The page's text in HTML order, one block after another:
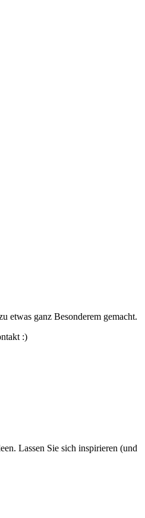
etwas ganz Besonderem gemacht.
:)
Lassen Sie sich inspirieren (und